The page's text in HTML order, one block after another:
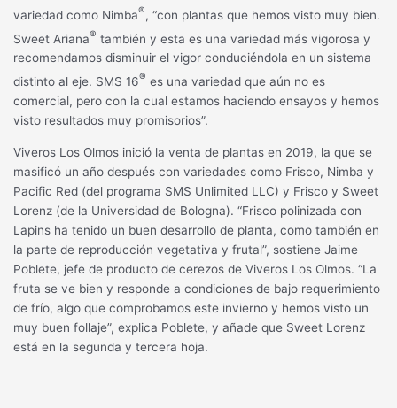
variedad como Nimba®, “con plantas que hemos visto muy bien.
Sweet Ariana® también y esta es una variedad más vigorosa y
recomendamos disminuir el vigor conduciéndola en un sistema
distinto al eje. SMS 16® es una variedad que aún no es
comercial, pero con la cual estamos haciendo ensayos y hemos
visto resultados muy promisorios”.
Viveros Los Olmos inició la venta de plantas en 2019, la que se
masificó un año después con variedades como Frisco, Nimba y
Pacific Red (del programa SMS Unlimited LLC) y Frisco y Sweet
Lorenz (de la Universidad de Bologna). “Frisco polinizada con
Lapins ha tenido un buen desarrollo de planta, como también en
la parte de reproducción vegetativa y frutal”, sostiene Jaime
Poblete, jefe de producto de cerezos de Viveros Los Olmos. “La
fruta se ve bien y responde a condiciones de bajo requerimiento
de frío, algo que comprobamos este invierno y hemos visto un
muy buen follaje”, explica Poblete, y añade que Sweet Lorenz
está en la segunda y tercera hoja.